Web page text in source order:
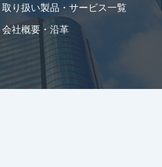
取り扱い製品・サービス一覧
会社概要・沿革